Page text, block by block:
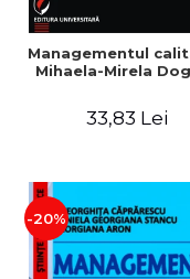
Managementul
Mihaela-Mirela
33,83 Lei
-20%